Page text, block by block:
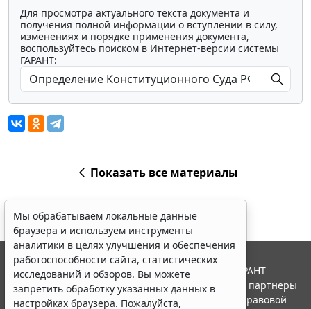
Для просмотра актуального текста документа и
получения полной информации о вступлении в силу,
изменениях и порядке применения документа,
воспользуйтесь поиском в Интернет-версии системы
ГАРАНТ:
Показать все материалы
Мы обрабатываем локальные данные
браузера и используем инструменты
аналитики в целях улучшения и обеспечения
работоспособности сайта, статистических
исследований и обзоров. Вы можете
запретить обработку указанных данных в
настройках браузера. Пожалуйста,
© ООО "НПП "ГАРАНТ-СЕРВИС", 2026. Система ГАРАНТ
выпускается с 1990 года. Компания "Гарант" и ее партнеры
являются участниками Российской ассоциации правовой